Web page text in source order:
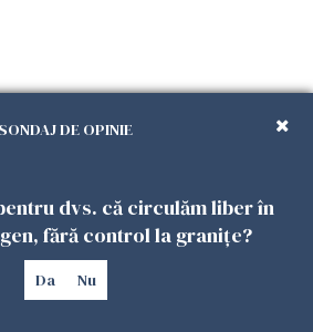
Gestionați
Contact
Declarație de
accesibilitate
Toate drepturile rezervate.
SONDAJ DE OPINIE
dvs. că circulăm liber în
fără control la granițe?
Da Nu